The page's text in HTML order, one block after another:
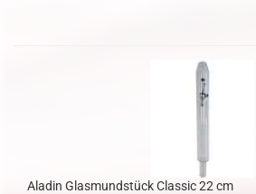
Aladin Glasmundstück Classic 22 cm